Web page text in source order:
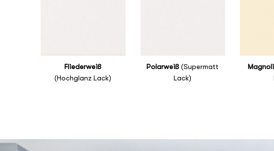
Fliederweiß
(Hochglanz Lack)
Polarweiß (Supermatt
Lack)